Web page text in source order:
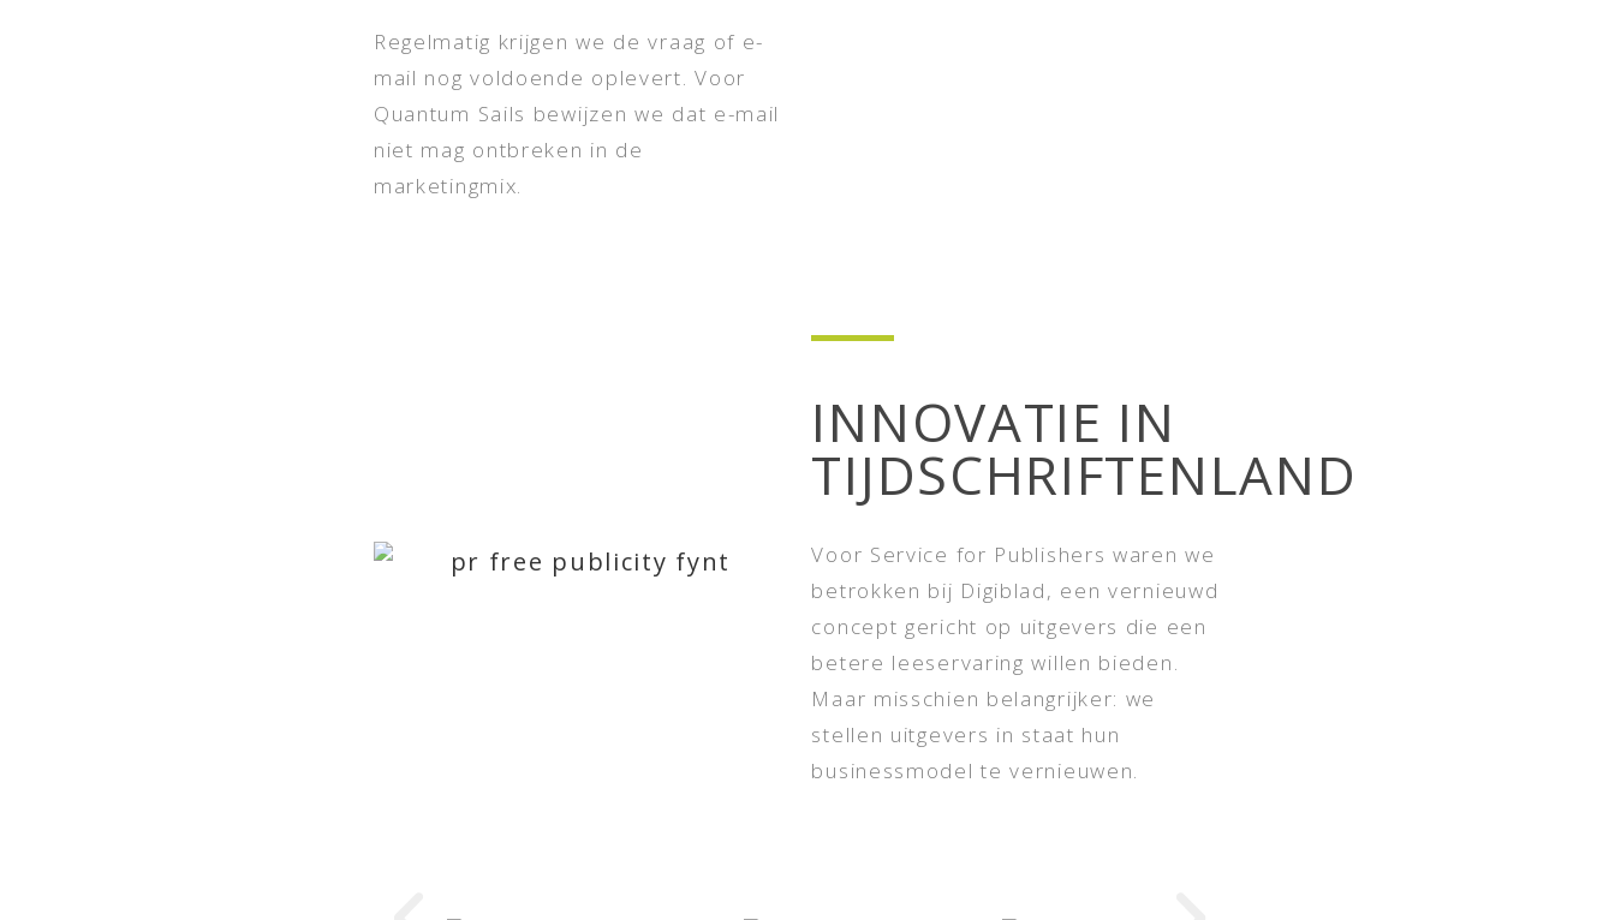
Regelmatig krijgen we de vraag of e-
mail nog voldoende oplevert. Voor
Quantum Sails bewijzen we dat e-mail
niet mag ontbreken in de
marketingmix.
INNOVATIE IN
TIJDSCHRIFTENLAND
Voor Service for Publishers waren we
betrokken bij Digiblad, een vernieuwd
concept gericht op uitgevers die een
betere leeservaring willen bieden.
Maar misschien belangrijker: we
stellen uitgevers in staat hun
businessmodel te vernieuwen.